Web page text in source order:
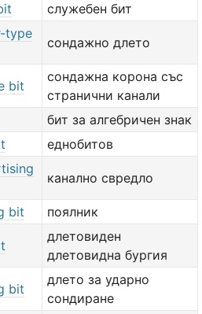
служебен бит
type
сондажно длето
bit
сондажна корона със
странични канали
бит за алгебричен знак
еднобитов
канално свредло
bit поялник
длетовиден
длетовидна бургия
bit
длето за ударно
сондиране